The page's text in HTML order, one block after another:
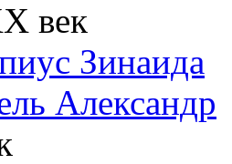
век
Зинаида
Александр